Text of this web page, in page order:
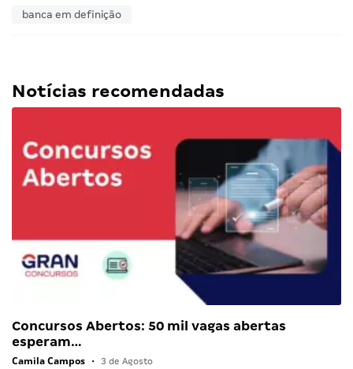
banca em definição
Notícias recomendadas
Concursos Abertos: 50 mil vagas abertas
esperam…
Camila Campos • 3 de Agosto